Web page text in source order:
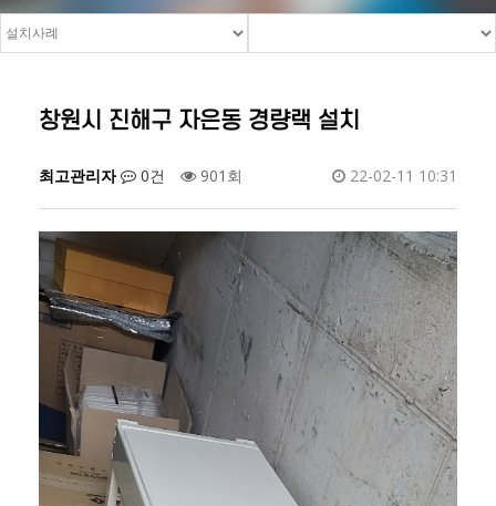
창원시 진해구 자은동 경량랙 설치
최고관리자 0건 901회 22-02-11 10:31